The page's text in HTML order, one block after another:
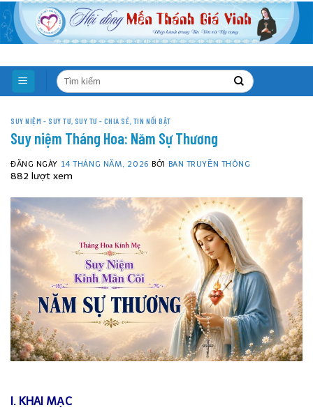
Skip
to
content
SUY NIỆM - SUY TƯ, SUY TƯ - CHIA SẺ, TIN NỔI BẬT
Suy niệm Tháng Hoa: Năm Sự Thương
ĐĂNG NGÀY 14 THÁNG NĂM, 2026 BỞI BAN TRUYỀN THÔNG
882 lượt xem
I. KHAI MẠC